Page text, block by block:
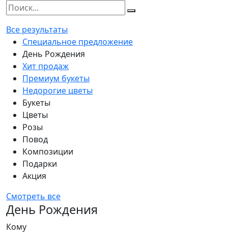
Все результаты
Специальное предложение
День Рождения
Хит продаж
Премиум букеты
Недорогие цветы
Букеты
Цветы
Розы
Повод
Композиции
Подарки
Акция
Смотреть все
День Рождения
Кому